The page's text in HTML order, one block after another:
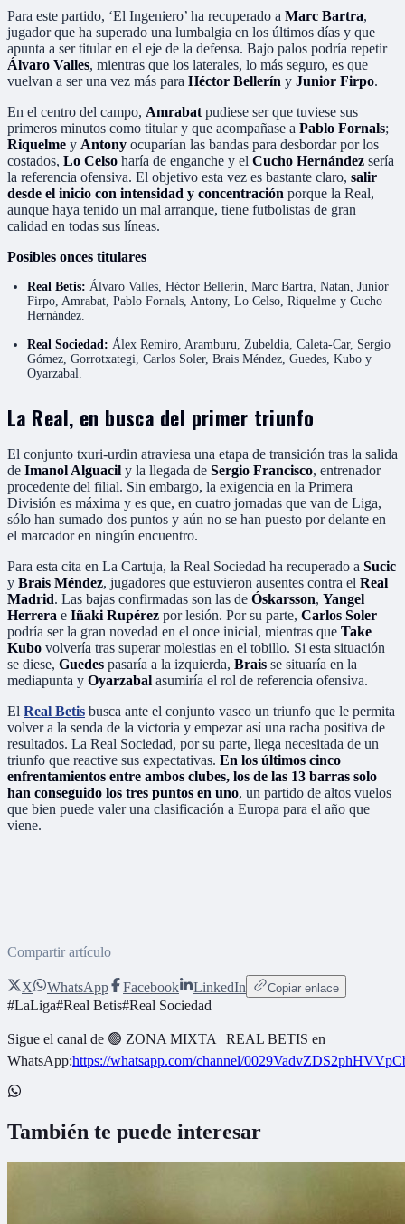
Para este partido, ‘El Ingeniero’ ha recuperado a Marc Bartra,
jugador que ha superado una lumbalgia en los últimos días y que
apunta a ser titular en el eje de la defensa. Bajo palos podría repetir
Álvaro Valles, mientras que los laterales, lo más seguro, es que
vuelvan a ser una vez más para Héctor Bellerín y Junior Firpo.
En el centro del campo, Amrabat pudiese ser que tuviese sus
primeros minutos como titular y que acompañase a Pablo Fornals;
Riquelme y Antony ocuparían las bandas para desbordar por los
costados, Lo Celso haría de enganche y el Cucho Hernández sería
la referencia ofensiva. El objetivo esta vez es bastante claro, salir
desde el inicio con intensidad y concentración porque la Real,
aunque haya tenido un mal arranque, tiene futbolistas de gran
calidad en todas sus líneas.
Posibles onces titulares
Real Betis: Álvaro Valles, Héctor Bellerín, Marc Bartra, Natan, Junior
Firpo, Amrabat, Pablo Fornals, Antony, Lo Celso, Riquelme y Cucho
Hernández.
Real Sociedad: Álex Remiro, Aramburu, Zubeldia, Caleta-Car, Sergio
Gómez, Gorrotxategi, Carlos Soler, Brais Méndez, Guedes, Kubo y
Oyarzabal.
La Real, en busca del primer triunfo
El conjunto txuri-urdin atraviesa una etapa de transición tras la salida
de Imanol Alguacil y la llegada de Sergio Francisco, entrenador
procedente del filial. Sin embargo, la exigencia en la Primera
División es máxima y es que, en cuatro jornadas que van de Liga,
sólo han sumado dos puntos y aún no se han puesto por delante en
el marcador en ningún encuentro.
Para esta cita en La Cartuja, la Real Sociedad ha recuperado a Sucic
y Brais Méndez, jugadores que estuvieron ausentes contra el Real
Madrid. Las bajas confirmadas son las de Óskarsson, Yangel
Herrera e Iñaki Rupérez por lesión. Por su parte, Carlos Soler
podría ser la gran novedad en el once inicial, mientras que Take
Kubo volvería tras superar molestias en el tobillo. Si esta situación
se diese, Guedes pasaría a la izquierda, Brais se situaría en la
mediapunta y Oyarzabal asumiría el rol de referencia ofensiva.
El Real Betis busca ante el conjunto vasco un triunfo que le permita
volver a la senda de la victoria y empezar así una racha positiva de
resultados. La Real Sociedad, por su parte, llega necesitada de un
triunfo que reactive sus expectativas. En los últimos cinco
enfrentamientos entre ambos clubes, los de las 13 barras solo
han conseguido los tres puntos en uno, un partido de altos vuelos
que bien puede valer una clasificación a Europa para el año que
viene.
Compartir artículo
X WhatsApp Facebook LinkedIn Copiar enlace
#LaLiga#Real Betis#Real Sociedad
Sigue el canal de 🟢 ZONA MIXTA | REAL BETIS en
WhatsApp:https://whatsapp.com/channel/
También te puede interesar